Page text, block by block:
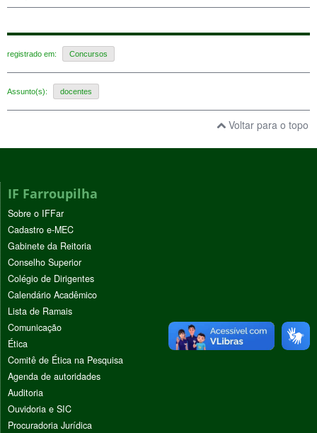
registrado em: Concursos
Assunto(s): docentes
Voltar para o topo
IF Farroupilha
Sobre o IFFar
Cadastro e-MEC
Gabinete da Reitoria
Conselho Superior
Colégio de Dirigentes
Calendário Acadêmico
Lista de Ramais
Comunicação
Ética
Comitê de Ética na Pesquisa
Agenda de autoridades
Auditoria
Ouvidoria e SIC
Procuradoria Jurídica